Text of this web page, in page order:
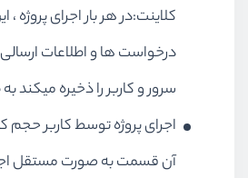
کلاینت:در هر بار اجرای پروژه ،
درخواست ها و اطلاعات
سرور و کاربر را ذخیره میکند
اجرای پروژه توسط کاربر حجم
آن قسمت به صورت مستقل